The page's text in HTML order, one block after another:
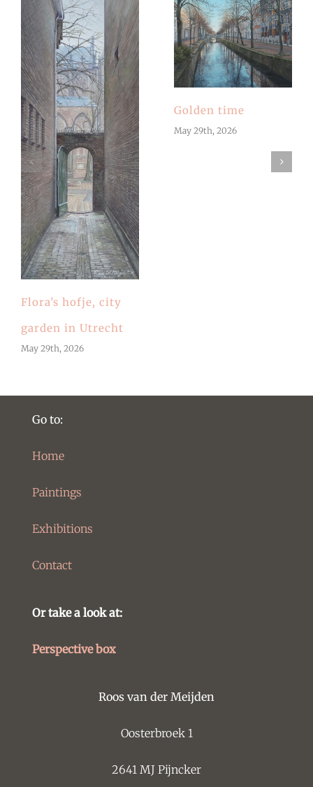
Flora’s hofje, city
garden in Utrecht
May 29th, 2026
Golden time
May 29th, 2026
Go to:
Home
Paintings
Exhibitions
Contact
Or take a look at:
Perspective box
Roos van der Meijden
Oosterbroek 1
2641 MJ Pijncker